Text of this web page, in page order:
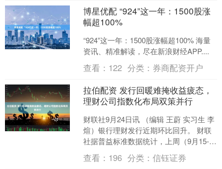
博星优配 “924”这一年：1500股涨
幅超100%
“924”这一年：1500股涨幅超100% 海量
资讯、精准解读，尽在新浪财经APP....
查看： 122 分类： 券商配资开户
拉伯配资 发行回暖难掩收益疲态，
理财公司指数化布局双策并行
财联社9月24日讯 （编辑 王蔚 实习生 李
煊）银行理财发行近期环比回升。 财联
社据普益标准数据统计，上周（9月15-
21日）全市场银行理财发行量温和反
弹，共新....
查看： 196 分类：信钰证券